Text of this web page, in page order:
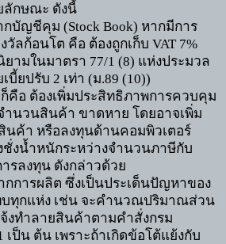
ลักษณะ ดังนี้
กบัญชีคุม (Stock Book) หากมีการ
วัลก้อนโต คือ ต้องถูกเก็บ VAT 7%
ยามในมาตรา 77/1 (8) แห่งประมวล
บี้ยปรับ 2 เท่า (ม.89 (10))
คือ ต้องเพิ่มประสิทธิภาพการควบคุม
ำนวนสินค้า ขาดหาย โดยอาจเพิ่ม
ค้า หรือลงทุนด้านคอมพิวเตอร์
งน้ำหนักระหว่างจำนวนภาษีกับ
รลงทุน ดังกล่าวด้วย
กการผลิต ซึ่งเป็นประเด็นปัญหาของ
ทุกแห่ง เช่น จะคำนวณปริมาณส่วน
งทำลายสินค้าตามคำสั่งกรม
เป็น ต้น เพราะถ้าเกิดข้อโต้แย้งกับ